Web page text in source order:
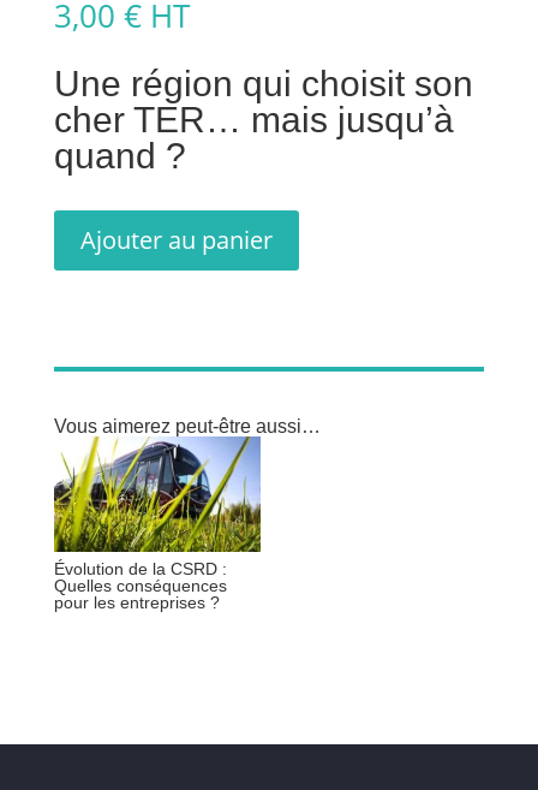
3,00 € HT
Une région qui choisit son
cher TER… mais jusqu’à
quand ?
Ajouter au panier
Vous aimerez peut-être aussi…
Évolution de la CSRD :
Quelles conséquences
pour les entreprises ?